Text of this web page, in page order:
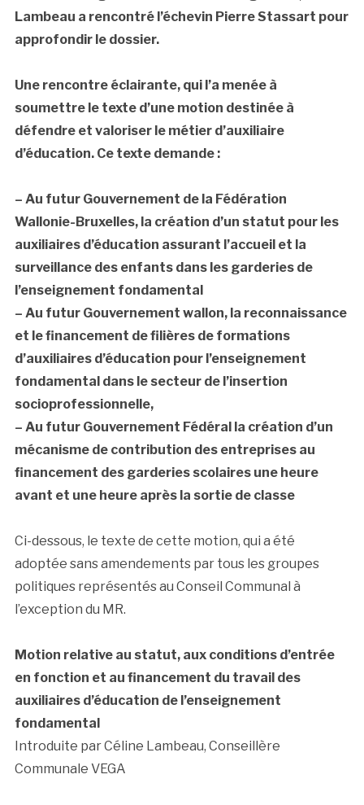
Lambeau a rencontré l’échevin Pierre Stassart pour
approfondir le dossier.
Une rencontre éclairante, qui l’a menée à
soumettre le texte d’une motion destinée à
défendre et valoriser le métier d’auxiliaire
d’éducation. Ce texte demande :
– Au futur Gouvernement de la Fédération
Wallonie-Bruxelles, la création d’un statut pour les
auxiliaires d’éducation assurant l’accueil et la
surveillance des enfants dans les garderies de
l’enseignement fondamental
– Au futur Gouvernement wallon, la reconnaissance
et le financement de filières de formations
d’auxiliaires d’éducation pour l’enseignement
fondamental dans le secteur de l’insertion
socioprofessionnelle,
– Au futur Gouvernement Fédéral la création d’un
mécanisme de contribution des entreprises au
financement des garderies scolaires une heure
avant et une heure après la sortie de classe
Ci-dessous, le texte de cette motion, qui a été
adoptée sans amendements par tous les groupes
politiques représentés au Conseil Communal à
l’exception du MR.
Motion relative au statut, aux conditions d’entrée
en fonction et au financement du travail des
auxiliaires d’éducation de l’enseignement
fondamental
Introduite par Céline Lambeau, Conseillère
Communale VEGA